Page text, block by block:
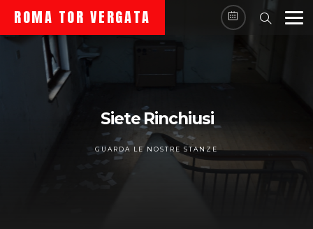
ROMA TOR VERGATA
SieteRinchiusi
GUARDA LE NOSTRE STANZE